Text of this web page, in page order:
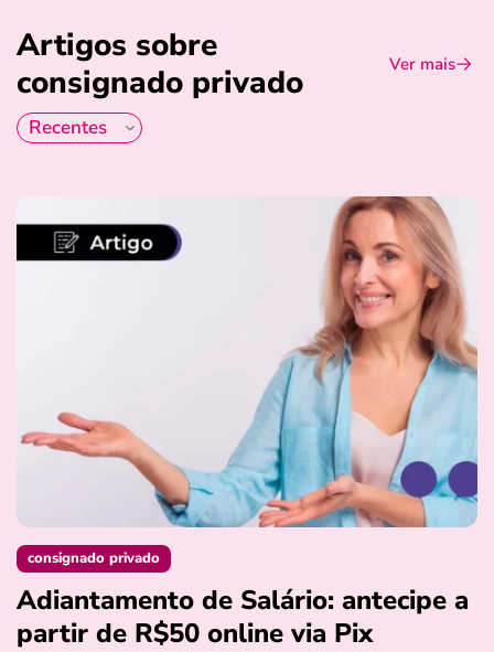
Artigos sobre
consignado privado
Ver mais
consignado privado
Adiantamento de Salário: antecipe a
partir de R$50 online via Pix